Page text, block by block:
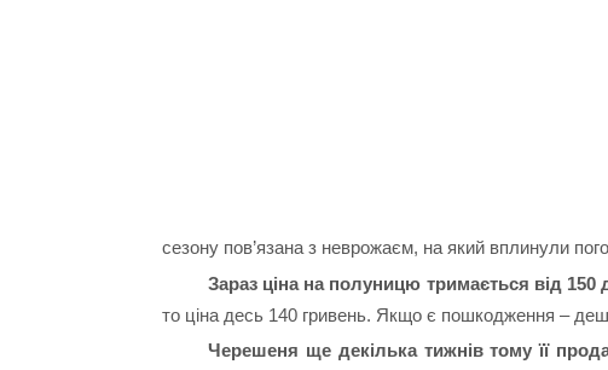
сезону пов’язана з неврожаєм, на який вплинули
Зараз ціна на полуницю тримається від 150
то ціна десь 140 гривень. Якщо є пошкодження –
Черешеня ще декілька тижнів тому її